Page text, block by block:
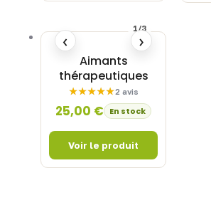
Aimants
thérapeutiques
2 avis
25,00 € En stock
‹ ›
1/3